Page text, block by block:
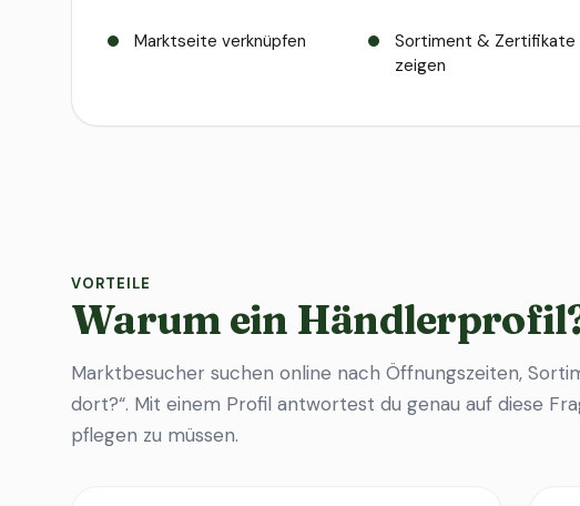
Marktseite verknüpfen
Sortiment & Zertifikate
zeigen
VORTEILE
Warum ein
Marktbesucher suchen online nach Öffnungszeiten,
dort?“. Mit einem Profil antwortest du genau auf diese
pflegen zu müssen.